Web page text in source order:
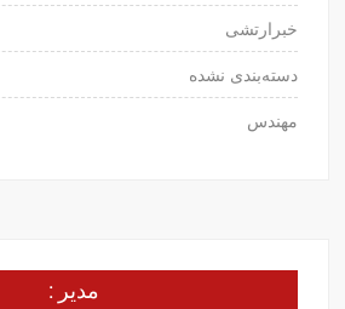
خبرارتشی
دسته‌بندی نشده
مهندس
مدیر :